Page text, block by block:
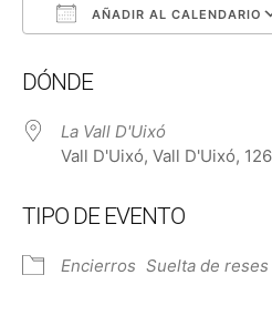
AÑADIR AL CALENDARIO
DÓNDE
La Vall D'Uixó
Vall D'Uixó, Vall D'Uixó,
TIPO DE EVENTO
Encierros Suelta de reses